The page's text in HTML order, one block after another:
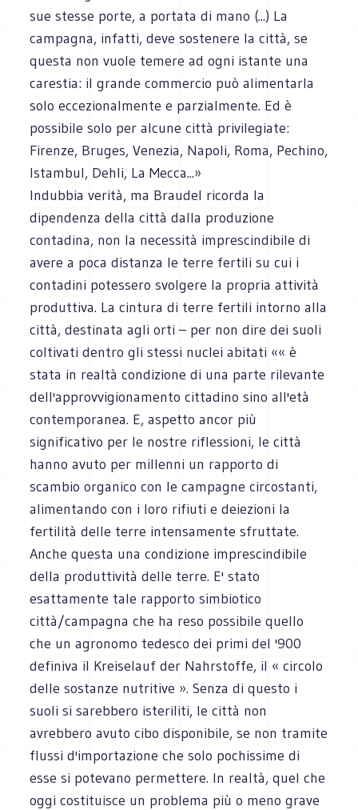
sue stesse porte, a portata di mano (...) La
campagna, infatti, deve sostenere la città, se
questa non vuole temere ad ogni istante una
carestia: il grande commercio può alimentarla
solo eccezionalmente e parzialmente. Ed è
possibile solo per alcune città privilegiate:
Firenze, Bruges, Venezia, Napoli, Roma, Pechino,
Istambul, Dehli, La Mecca...»
Indubbia verità, ma Braudel ricorda la
dipendenza della città dalla produzione
contadina, non la necessità imprescindibile di
avere a poca distanza le terre fertili su cui i
contadini potessero svolgere la propria attività
produttiva. La cintura di terre fertili intorno alla
città, destinata agli orti – per non dire dei suoli
coltivati dentro gli stessi nuclei abitati «« è
stata in realtà condizione di una parte rilevante
dell'approvvigionamento cittadino sino all'età
contemporanea. E, aspetto ancor più
significativo per le nostre riflessioni, le città
hanno avuto per millenni un rapporto di
scambio organico con le campagne circostanti,
alimentando con i loro rifiuti e deiezioni la
fertilità delle terre intensamente sfruttate.
Anche questa una condizione imprescindibile
della produttività delle terre. E' stato
esattamente tale rapporto simbiotico
città/campagna che ha reso possibile quello
che un agronomo tedesco dei primi del '900
definiva il Kreiselauf der Nahrstoffe, il « circolo
delle sostanze nutritive ». Senza di questo i
suoli si sarebbero isteriliti, le città non
avrebbero avuto cibo disponibile, se non tramite
flussi d'importazione che solo pochissime di
esse si potevano permettere. In realtà, quel che
oggi costituisce un problema più o meno grave